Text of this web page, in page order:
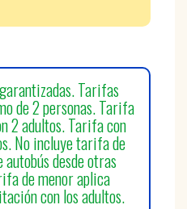
Tarifas
de 2 personas. Tarifa
2 adultos. Tarifa con
No incluye tarifa de
desde otras
de menor aplica
con los adultos.